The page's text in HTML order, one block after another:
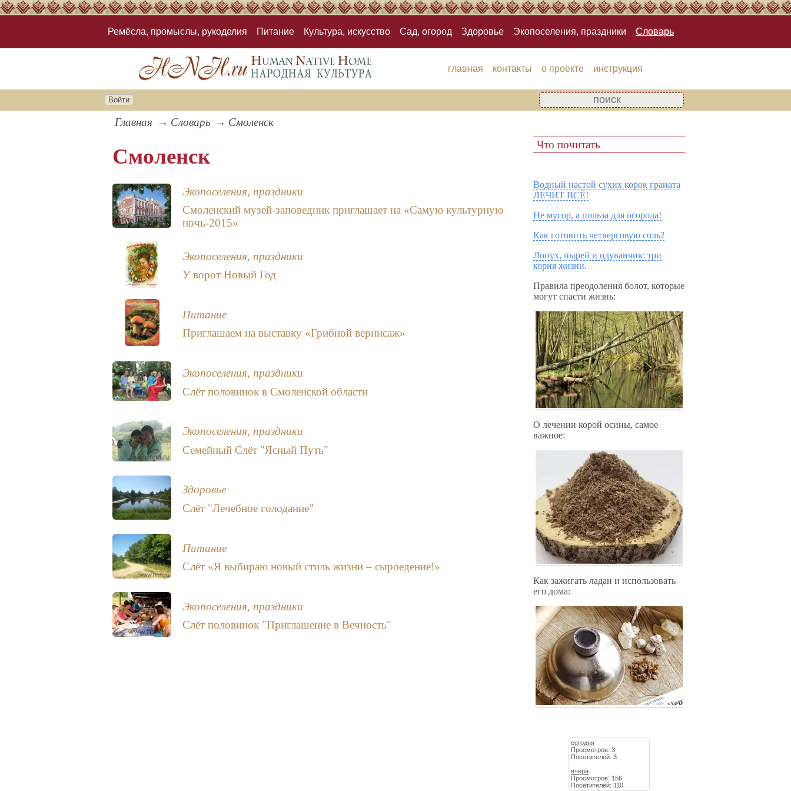
Ремёсла, промыслы, рукоделия Питание Культура, искусство Сад, огород Здоровье Экопоселения, праздники Словарь
главная контакты о проекте инструкция
Войти
Главная Словарь Смоленск
Смоленск
Экопоселения, праздники
Смоленский музей-заповедник приглашает на «Самую культурную
ночь-2015»
Экопоселения, праздники
У ворот Новый Год
Питание
Приглашаем на выставку «Грибной вернисаж»
Экопоселения, праздники
Слёт половинок в Смоленской области
Экопоселения, праздники
Семейный Слёт "Ясный Путь"
Здоровье
Слёт "Лечебное голодание"
Питание
Слёт «Я выбираю новый стиль жизни – сыроедение!»
Экопоселения, праздники
Слёт половинок "Приглашение в Вечность"
Что почитать
Водный настой сухих корок граната
ЛЕЧИТ ВСЁ!
Не мусор, а польза для огорода!
Как готовить четверговую соль?
Лопух, пырей и одуванчик: три
корня жизни.
Правила преодоления болот, которые
могут спасти жизнь:
О лечении корой осины, самое
важное:
Как зажигать ладан и использовать
его дома:
сегодня
Просмотров: 3
Посетителей: 3
вчера
Просмотров: 156
Посетителей: 110